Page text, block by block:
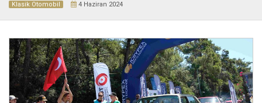
Klasik Otomobil 4 Haziran 2024